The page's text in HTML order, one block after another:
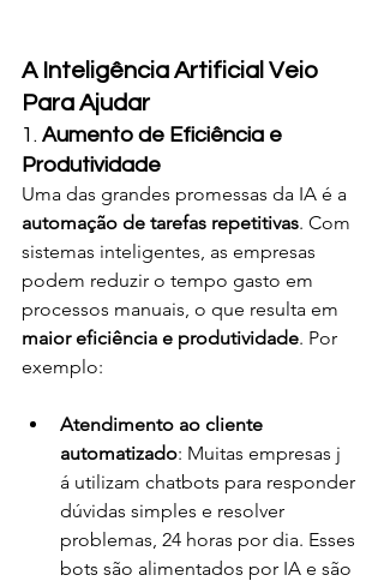
A Inteligência Artificial Veio
Para Ajudar
1. Aumento de Eficiência e
Produtividade
Uma das grandes promessas da IA é a
automação de tarefas repetitivas. Com
sistemas inteligentes, as empresas
podem reduzir o tempo gasto em
processos manuais, o que resulta em
maior eficiência e produtividade. Por
exemplo:
Atendimento ao cliente
automatizado: Muitas empresas j
á utilizam chatbots para responder
dúvidas simples e resolver
problemas, 24 horas por dia. Esses
bots são alimentados por IA e são